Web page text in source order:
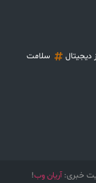
دیجیتال
سلامت
خبری:آریان وب!